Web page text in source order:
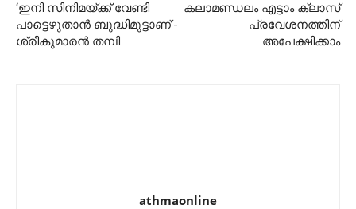
‘ഇനി സിനിമയ്ക്ക് വേണ്ടി
പാട്ടെഴുതാന്‍ ബുദ്ധിമുട്ടാണ്’-
ശ്രീകുമാരന്‍ തമ്പി
കലാമണ്ഡലം എട്ടാം ക്ലാസ്
പ്രവേശനത്തിന്
അപേക്ഷിക്കാം
athmaonline